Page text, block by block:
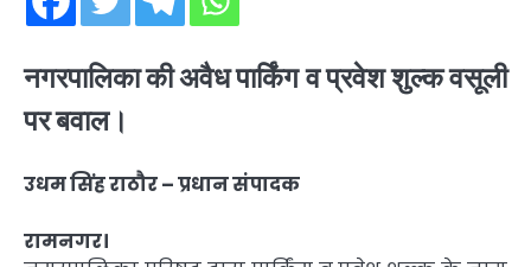
नगरपालिका की अवैध पार्किंग व प्रवेश शुल्क वसूली
पर बवाल।
उधम सिंह राठौर – प्रधान संपादक
रामनगर।